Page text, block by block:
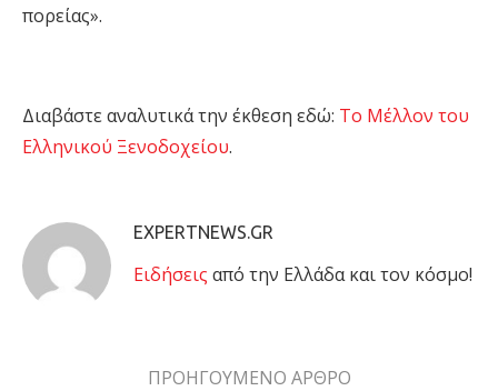
πορείας».
Διαβάστεαναλυτικάτην έκθεση εδώ: Το Μέλλον του
Ελληνικού Ξενοδοχείου.
EXPERTNEWS.GR
Eιδήσεις από την Ελλάδα και τον κόσμο!
ΠΡΟΗΓΟΥΜΕΝΟ ΑΡΘΡΟ